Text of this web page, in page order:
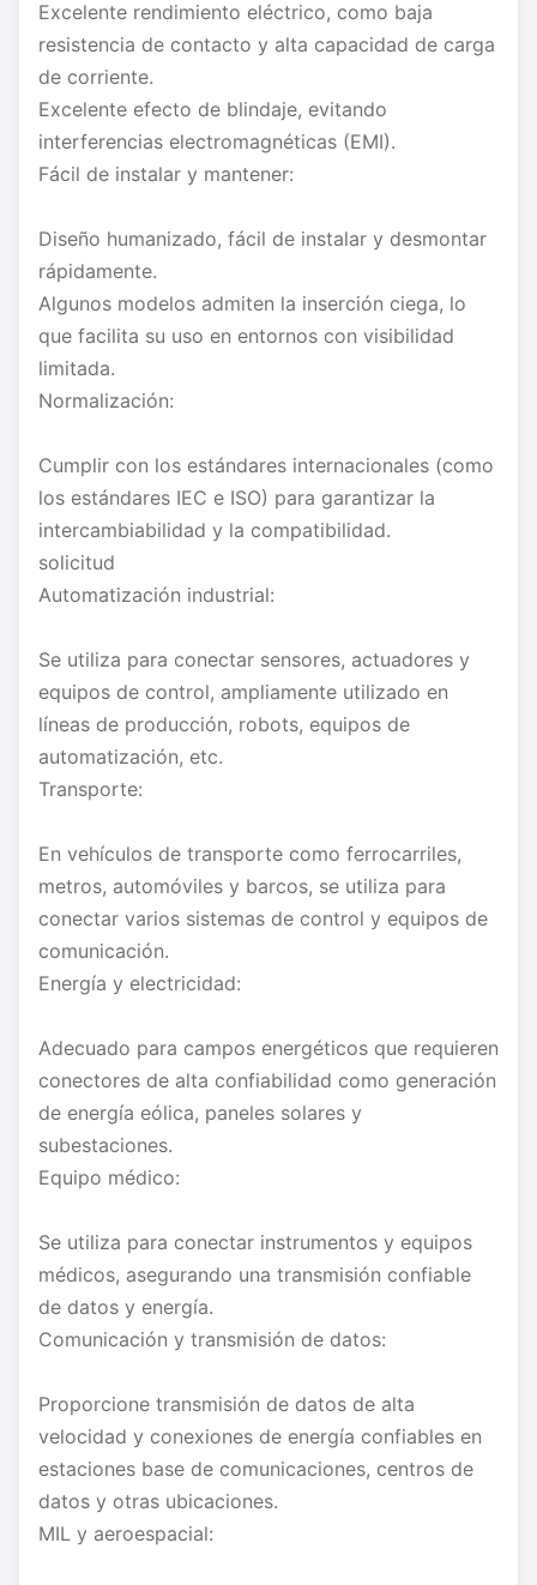
Excelente rendimiento eléctrico, como baja
resistencia de contacto y alta capacidad de carga
de corriente.
Excelente efecto de blindaje, evitando
interferencias electromagnéticas (EMI).
Fácil de instalar y mantener:
Diseño humanizado, fácil de instalar y desmontar
rápidamente.
Algunos modelos admiten la inserción ciega, lo
que facilita su uso en entornos con visibilidad
limitada.
Normalización:
Cumplir con los estándares internacionales (como
los estándares IEC e ISO) para garantizar la
intercambiabilidad y la compatibilidad.
solicitud
Automatización industrial:
Se utiliza para conectar sensores, actuadores y
equipos de control, ampliamente utilizado en
líneas de producción, robots, equipos de
automatización, etc.
Transporte:
En vehículos de transporte como ferrocarriles,
metros, automóviles y barcos, se utiliza para
conectar varios sistemas de control y equipos de
comunicación.
Energía y electricidad:
Adecuado para campos energéticos que requieren
conectores de alta confiabilidad como generación
de energía eólica, paneles solares y
subestaciones.
Equipo médico:
Se utiliza para conectar instrumentos y equipos
médicos, asegurando una transmisión confiable
de datos y energía.
Comunicación y transmisión de datos:
Proporcione transmisión de datos de alta
velocidad y conexiones de energía confiables en
estaciones base de comunicaciones, centros de
datos y otras ubicaciones.
MIL y aeroespacial: